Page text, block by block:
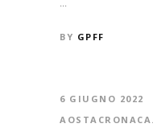
BY GPFF
6 GIUGNO 2022